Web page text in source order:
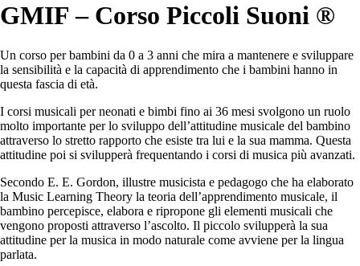
GMIF – Corso Piccoli Suoni ®
Un corso per bambini da 0 a 3 anni che mira a mantenere e sviluppare
la sensibilità e la capacità di apprendimento che i bambini hanno in
questa fascia di età.
I corsi musicali per neonati e bimbi fino ai 36 mesi svolgono un ruolo
molto importante per lo sviluppo dell’attitudine musicale del bambino
attraverso lo stretto rapporto che esiste tra lui e la sua mamma. Questa
attitudine poi si svilupperà frequentando i corsi di musica più avanzati.
Secondo E. E. Gordon, illustre musicista e pedagogo che ha elaborato
la Music Learning Theory la teoria dell’apprendimento musicale, il
bambino percepisce, elabora e ripropone gli elementi musicali che
vengono proposti attraverso l’ascolto. Il piccolo svilupperà la sua
attitudine per la musica in modo naturale come avviene per la lingua
parlata.